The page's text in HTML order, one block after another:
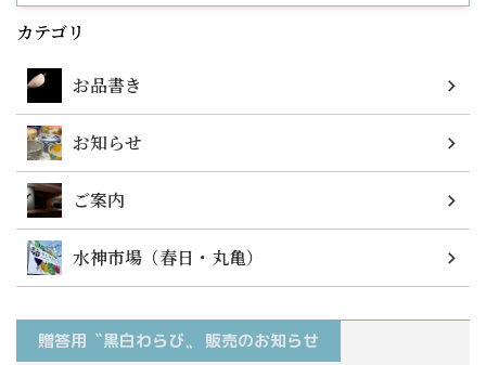
カテゴリ
お品書き
お知らせ
ご案内
水神市場（春日・丸亀）
贈答用〝黒白わらび〟 販売のお知らせ